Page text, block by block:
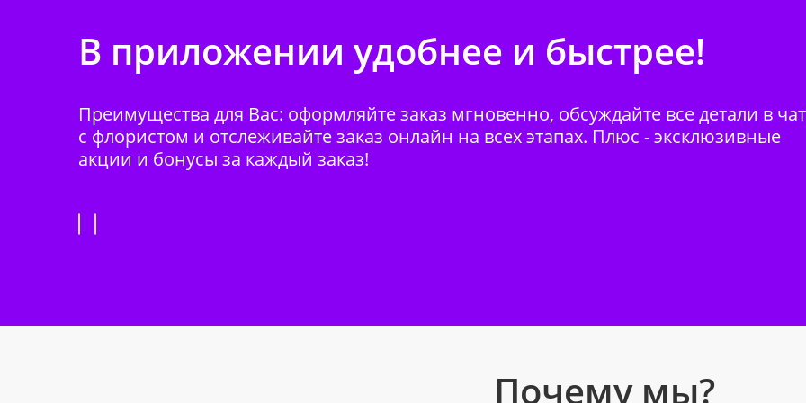
В приложении удобнее и быстрее!
Преимущества для Вас: оформляйте заказ мгновенно, обсуждайте все детали в
с флористом и отслеживайте заказ онлайн на всех этапах. Плюс - эксклюзивные
акции и бонусы за каждый заказ!
Почему мы?